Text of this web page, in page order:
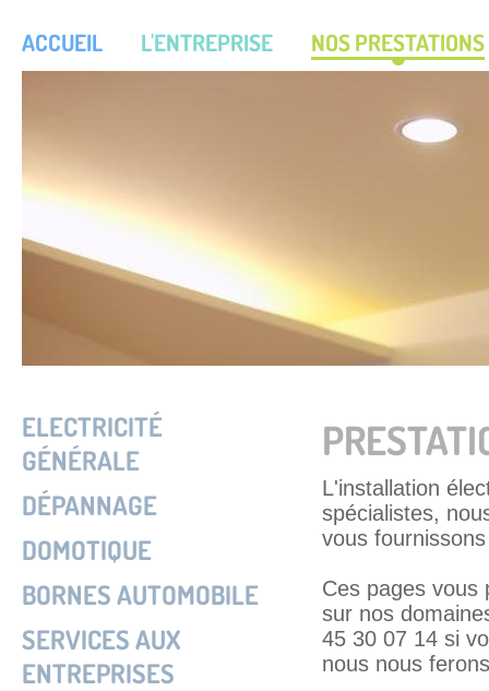
ACCUEIL L'ENTREPRISE NOS PRESTATIONS
ELECTRICITÉ
GÉNÉRALE
DÉPANNAGE
DOMOTIQUE
BORNES AUTOMOBILE
SERVICES AUX
ENTREPRISES
L'installation
spécialistes,
vous
Ces pages vous
sur nos
45 30 07 14 si
nous nous